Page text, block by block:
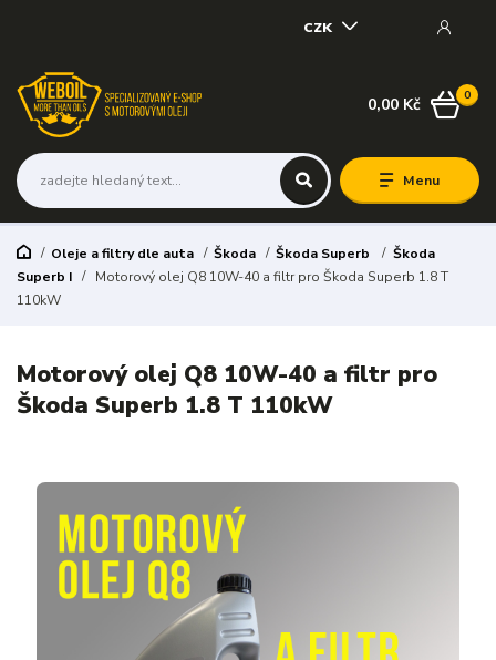
Menu
CZK
0
0,00 Kč
Oleje a filtry dle auta Škoda Škoda Superb
Škoda
Superb I
Motorový olej Q8 10W-40 a filtr pro Škoda Superb 1.8 T
110kW
Motorový olej Q8 10W-40 a filtr pro
Škoda Superb 1.8 T 110kW